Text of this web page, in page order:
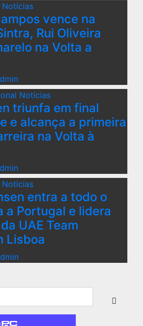
Notícias
vence na
Rui Oliveira
na Volta a
Notícias
triunfa em final
e alcança a primeira
na Volta à
Notícias
entra a todo o
a Portugal e lidera
UAE Team
Lisboa